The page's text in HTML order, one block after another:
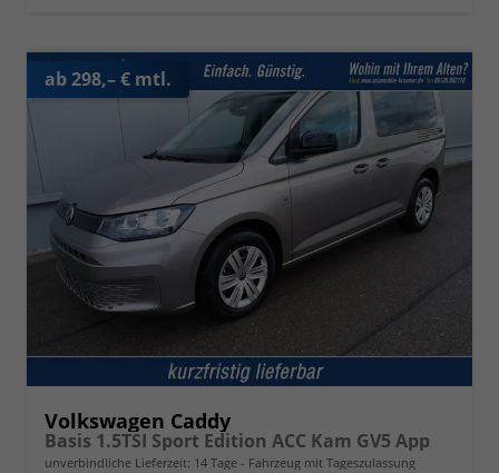
ab 298,– € mtl.
Volkswagen Caddy
Basis 1.5TSI Sport Edition ACC Kam GV5 App
unverbindliche Lieferzeit: 14 Tage Fahrzeug mit Tageszulassung